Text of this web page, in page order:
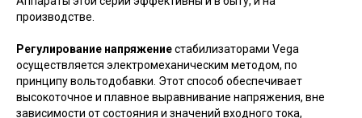
производстве.
Регулирование напряжениестабилизаторами Vega
осуществляется электромеханическим методом, по
принципу вольтодобавки. Этот способ обеспечивает
высокоточное и плавное выравнивание напряжения, вне
зависимости от состояния и значений входного тока,